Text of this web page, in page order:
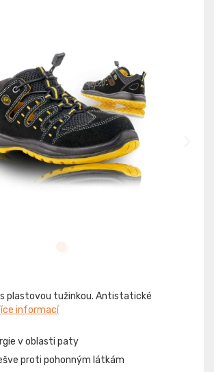
s plastovou tužinkou. Antistatické
informací
v oblasti paty
proti pohonným látkám